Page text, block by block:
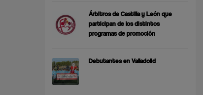
Árbitros de Castilla y León que
participan de los distintos
programas de promoción
Debutantes en Valladolid